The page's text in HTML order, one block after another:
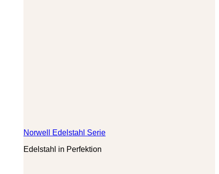
Norwell Edelstahl Serie
Edelstahl in Perfektion